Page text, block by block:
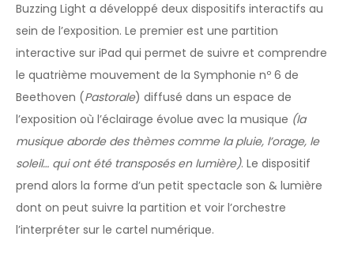
Buzzing Light a développé deux dispositifs interactifs au
sein de l’exposition. Le premier est une partition
interactive sur iPad qui permet de suivre et comprendre
le quatrième mouvement de la Symphonie nº 6 de
Beethoven (Pastorale) diffusé dans un espace de
l’exposition où l’éclairage évolue avec la musique (la
musique aborde des thèmes comme la pluie, l’orage, le
soleil… qui ont été transposés en lumière). Le dispositif
prend alors la forme d’un petit spectacle son & lumière
dont on peut suivre la partition et voir l’orchestre
l’interpréter sur le cartel numérique.